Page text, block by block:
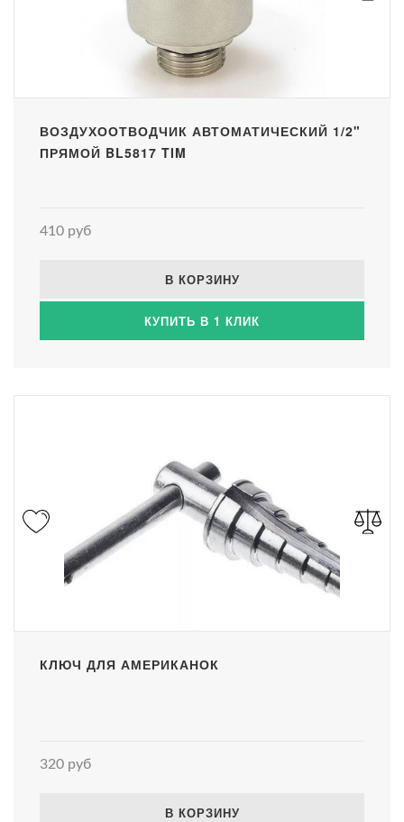
ВОЗДУХООТВОДЧИК АВТОМАТИЧЕСКИЙ 1/2"
ПРЯМОЙ BL5817 TIM
410 руб
В КОРЗИНУ
КУПИТЬ В 1 КЛИК
КЛЮЧ ДЛЯ АМЕРИКАНОК
320 руб
В КОРЗИНУ